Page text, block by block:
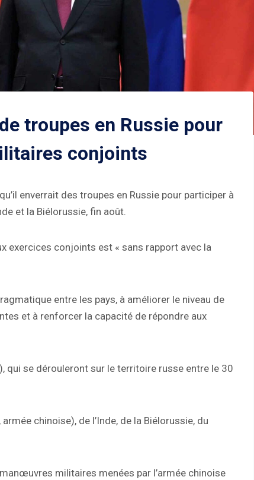
troupes en Russie pour
conjoints
enverrait des troupes en Russie pour participer à
et la Biélorussie, fin août.
exercices conjoints est « sans rapport avec la
entre les pays, à améliorer le niveau de
et à renforcer la capacité de répondre aux
qui se dérouleront sur le territoire russe entre le 30
chinoise), de l’Inde, de la Biélorussie, du
militaires menées par l’armée chinoise